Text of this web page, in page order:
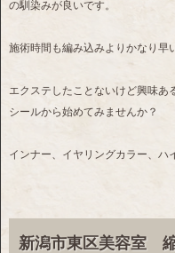
の馴染みが良いです。
施術時間も編み込みよりかなり早
エクステしたことないけど興味あ
シールから始めてみませんか？
インナー、イヤリングカラー、ハ
新潟市東区美容室